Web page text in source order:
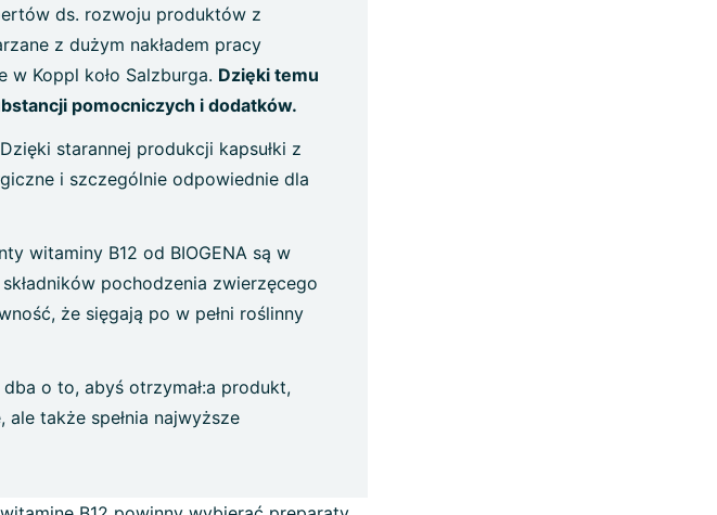
ds. rozwoju produktów z
z dużym nakładem pracy
w Koppl koło Salzburga. Dzięki temu
pomocniczych i dodatków.
Dzięki starannej produkcji kapsułki z
i szczególnie odpowiednie dla
witaminy B12 od BIOGENA są w
pochodzenia zwierzęcego
że sięgają po w pełni roślinny
dba o to, abyś otrzymał:a produkt,
także spełnia najwyższe